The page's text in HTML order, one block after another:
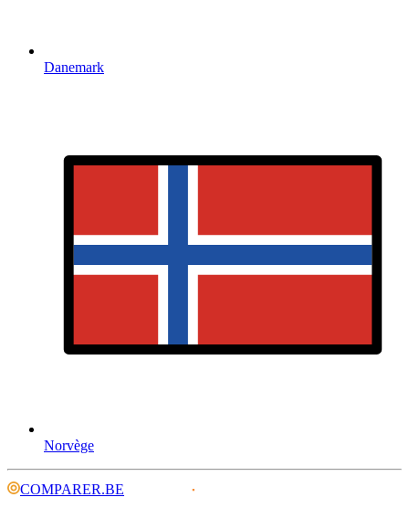
Danemark
Norvège
COMPARER.BE